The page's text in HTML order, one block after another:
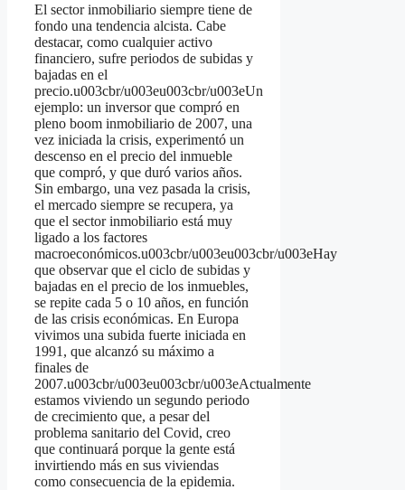
El sector inmobiliario siempre tiene de
fondo una tendencia alcista. Cabe
destacar, como cualquier activo
financiero, sufre periodos de subidas y
bajadas en el
precio.u003cbr/u003eu003cbr/u003eUn
ejemplo: un inversor que compró en
pleno boom inmobiliario de 2007, una
vez iniciada la crisis, experimentó un
descenso en el precio del inmueble
que compró, y que duró varios años.
Sin embargo, una vez pasada la crisis,
el mercado siempre se recupera, ya
que el sector inmobiliario está muy
ligado a los factores
macroeconómicos.u003cbr/u003eu003cbr/u003eHay
que observar que el ciclo de subidas y
bajadas en el precio de los inmuebles,
se repite cada 5 o 10 años, en función
de las crisis económicas. En Europa
vivimos una subida fuerte iniciada en
1991, que alcanzó su máximo a
finales de
2007.u003cbr/u003eu003cbr/u003eActualmente
estamos viviendo un segundo periodo
de crecimiento que, a pesar del
problema sanitario del Covid, creo
que continuará porque la gente está
invirtiendo más en sus viviendas
como consecuencia de la epidemia.